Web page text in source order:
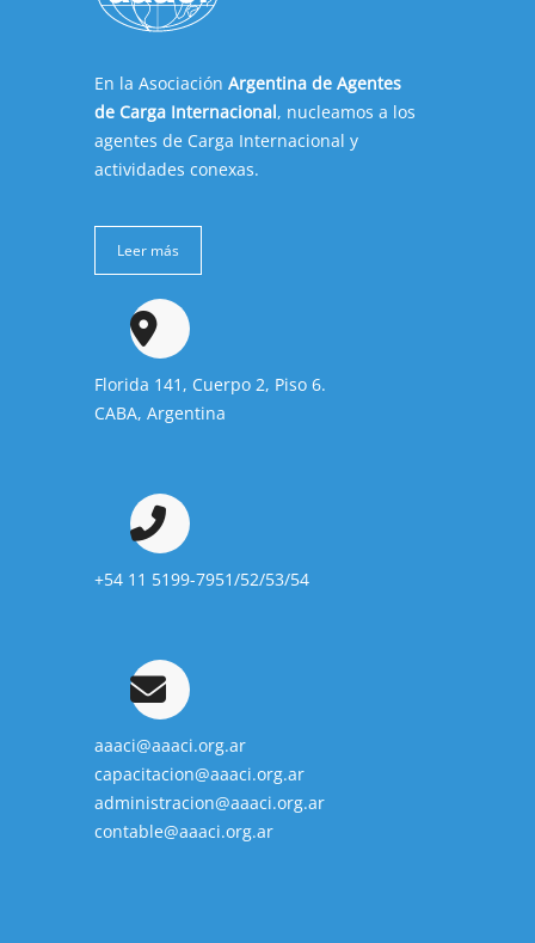
En la Asociación Argentina de Agentes
de Carga Internacional, nucleamos a los
agentes de Carga Internacional y
actividades conexas.
Leer más
Florida 141, Cuerpo 2, Piso 6.
CABA, Argentina
+54 11 5199-7951/52/53/54
aaaci@aaaci.org.ar
capacitacion@aaaci.org.ar
administracion@aaaci.org.ar
contable@aaaci.org.ar